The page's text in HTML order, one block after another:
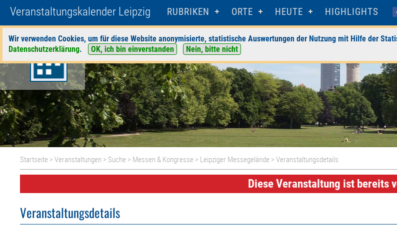
Veranstaltungskalender Leipzig RUBRIKEN ORTE HEUTE HIGHLIGHTS
Wir verwenden Cookies, um für diese Website anonymisierte, statistische Auswertungen der Nutzung mit Hilfe der
Datenschutzerklärung. OK, ich bin einverstanden Nein, bitte nicht
Startseite >Veranstaltungen > Suche > Messen & Kongresse > Leipziger Messegelände > Veranstaltungsdetails
Diese Veranstaltung ist bereits
Veranstaltungsdetails